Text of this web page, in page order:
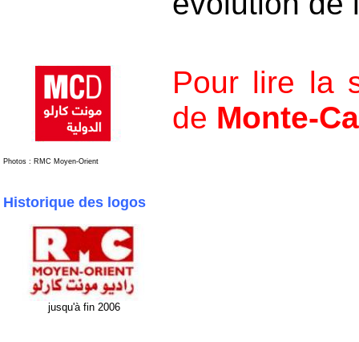
Pour lire la
de Monte-
Photos : RMC Moyen-Orient
Historique des logos
jusqu'à fin 2006